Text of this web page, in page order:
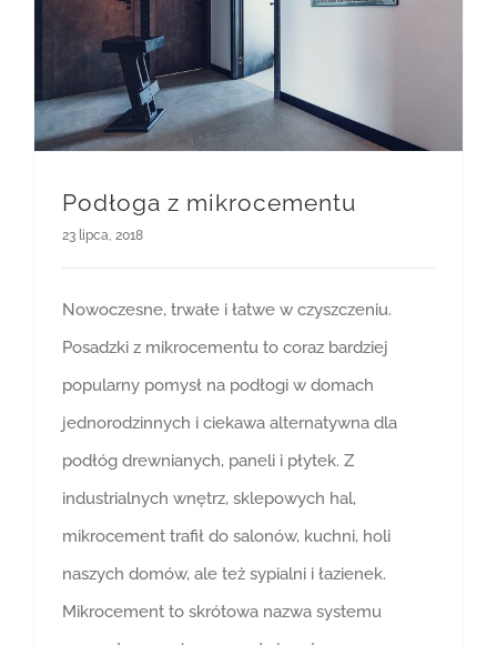
Podłoga z mikrocementu
23 lipca, 2018
Nowoczesne, trwałe i łatwe w czyszczeniu.
Posadzki z mikrocementu to coraz bardziej
popularny pomysł na podłogi w domach
jednorodzinnych i ciekawa alternatywna dla
podłóg drewnianych, paneli i płytek. Z
industrialnych wnętrz, sklepowych hal,
mikrocement trafił do salonów, kuchni, holi
naszych domów, ale też sypialni i łazienek.
Mikrocement to skrótowa nazwa systemu